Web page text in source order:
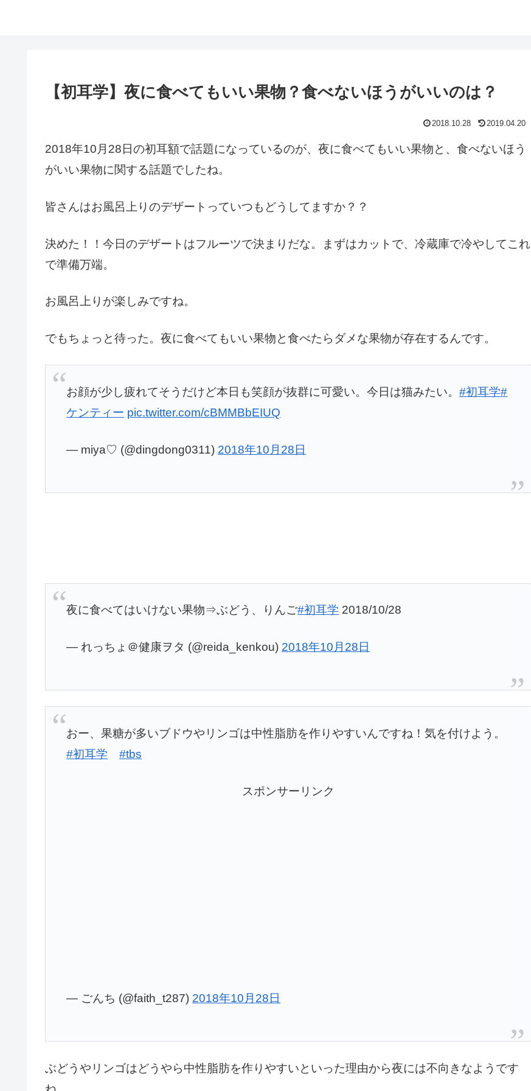
【初耳学】夜に食べてもいい果物？食べないほうがいいのは？
2018.10.28 2019.04.20
2018年10月28日の初耳額で話題になっているのが、 夜に食べてもいい果物と、食べないほう
がいい果物に関する話題でしたね。
皆さんはお風呂上りのデザートっていつもどうしてますか？？
決めた！！今日のデザートはフルーツで決まりだな。まずはカットで、冷蔵庫で冷やしてこれ
で準備万端。
お風呂上りが楽しみですね。
でもちょっと待った。夜に食べてもいい果物と食べたらダメな果物が存在するんです。
お顔が少し疲れてそうだけど本日も笑顔が抜群に可愛い。今日は猫みたい。#初耳学#
ケンティー pic.twitter.com/cBMMBbEIUQ
— miya♡ (@dingdong0311) 2018年10月28日
夜に食べてはいけない果物⇒ぶどう、りんご#初耳学 2018/10/28
— れっちょ＠健康ヲタ (@reida_kenkou) 2018年10月28日
おー、果糖が多いブドウやリンゴは中性脂肪を作りやすいんですね！気を付けよう。
#初耳学
#tbs
スポンサーリンク
— ごんち (@faith_t287) 2018年10月28日
ぶどうやリンゴはどうやら中性脂肪を作りやすいといった理由から夜には不向きなようです